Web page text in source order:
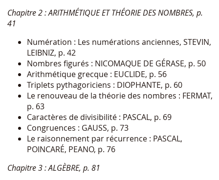
Chapitre 2 : ARITHMÉTIQUE ET THÉORIE DES NOMBRES, p.
41
Numération : Les numérations anciennes, STEVIN,
LEIBNIZ, p. 42
Nombres figurés : NICOMAQUE DE GÉRASE, p. 50
Arithmétique grecque : EUCLIDE, p. 56
Triplets pythagoriciens : DIOPHANTE, p. 60
Le renouveau de la théorie des nombres : FERMAT,
p. 63
Caractères de divisibilité : PASCAL, p. 69
Congruences : GAUSS, p. 73
Le raisonnement par récurrence : PASCAL,
POINCARÉ, PEANO, p. 76
Chapitre 3 : ALGÈBRE, p. 81